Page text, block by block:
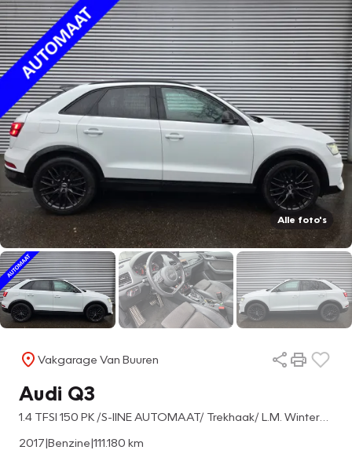
Alle foto's
Vakgarage Van Buuren
Audi Q3
2017|Benzine|111.180 km